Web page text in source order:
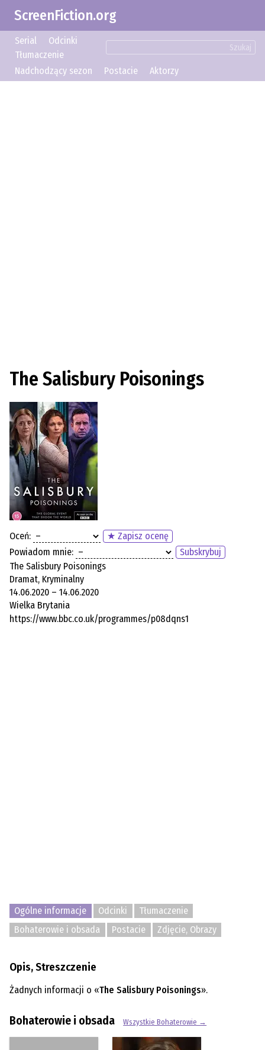
ScreenFiction.org
Szukaj
Serial
Odcinki
Tłumaczenie
Nadchodzący sezon
Postacie Aktorzy
The Salisbury Poisonings
Oceń:
★ Zapisz ocenę
Powiadom mnie:
Subskrybuj
The Salisbury Poisonings
Dramat, Kryminalny
14.06.2020 – 14.06.2020
Wielka Brytania
https://www.bbc.co.uk/programmes/p08dqns1
Ogólne informacje Odcinki
Tłumaczenie
Bohaterowie i obsada
Postacie Zdjęcie, Obrazy
Opis, Streszczenie
Żadnych informacji o «The Salisbury Poisonings».
Bohaterowie i obsada Wszystkie Bohaterowie →